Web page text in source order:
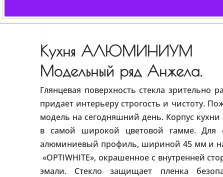
❅
Кухня АЛЮМИНИУМ
Модельный ряд Анжела.
Глянцевая поверхность стекла зрительно
придает интерьеру строгость и чистоту.
модель на сегодняшний день. Корпус кухни
в самой широкой цветовой гамме. Для
алюминиевый профиль, шириной 45 мм и
«OPTIWHITE», окрашенное с внутренней
эмали. Стекло защищает пленка